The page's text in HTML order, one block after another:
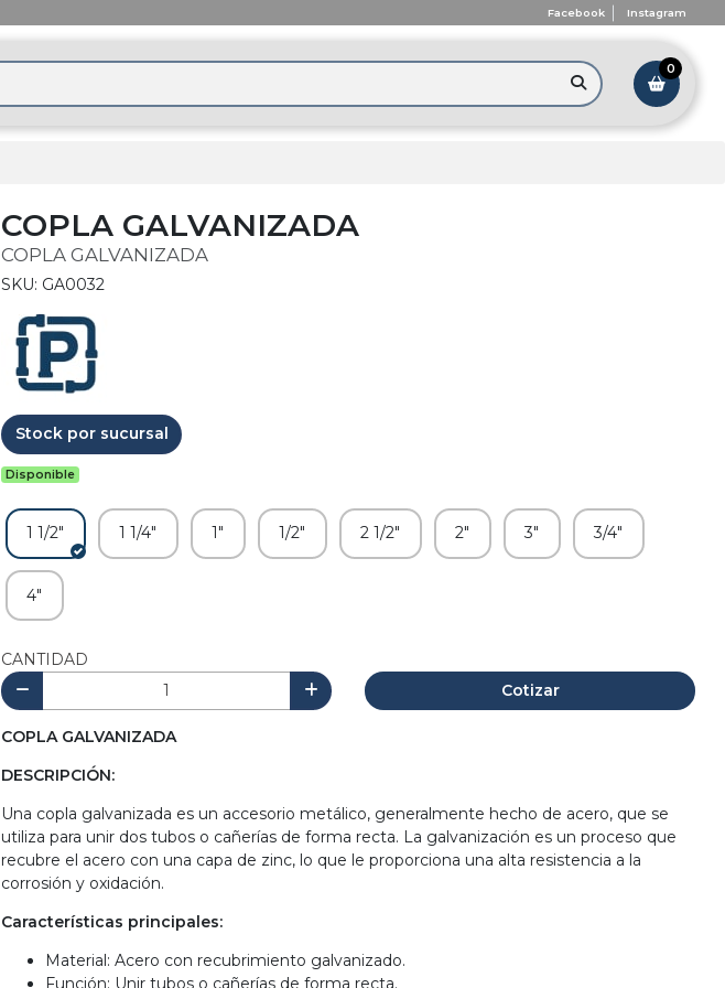
Facebook Instagram
0
COPLA GALVANIZADA
COPLA GALVANIZADA
SKU: GA0032
Stock por sucursal
Disponible
1 1/2" 1 1/4" 1" 1/2" 2 1/2" 2" 3" 3/4"
4"
CANTIDAD
Cotizar
COPLA GALVANIZADA
DESCRIPCIÓN:
Una copla galvanizada es un accesorio metálico, generalmente hecho de acero, que se
utiliza para unir dos tubos o cañerías de forma recta. La galvanización es un proceso que
recubre el acero con una capa de zinc, lo que le proporciona una alta resistencia a la
corrosión y oxidación.
Características principales:
Material: Acero con recubrimiento galvanizado.
Función: Unir tubos o cañerías de forma recta.